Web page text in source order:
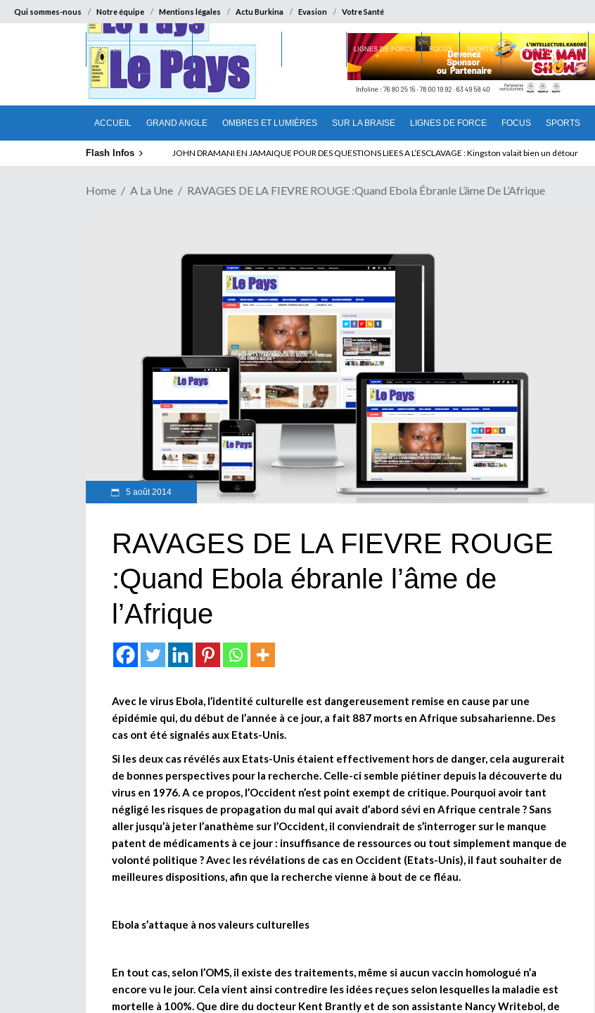
Qui sommes-nous Notre équipe Mentions légales Actu Burkina Evasion Votre Santé
ACCUEIL GRAND ANGLE OMBRES ET LUMIÈRES SUR LA BRAISE LIGNES DE FORCE FOCUS SPORTS
ACCUEIL GRAND ANGLE OMBRES ET LUMIÈRES LIGNES DE FORCE FOCUS SPORTS DIALOGUE INTERIEUR
Flash Infos ELECTION DE TALON A LA TETE DU SENAT BENINOIS : Quand Patrice quitte le pouvoir sans partir !
Home A La Une RAVAGES DE LA FIEVRE ROUGE :Quand Ebola Ébranle L’âme De L’Afrique
5 août 2014
RAVAGES DE LA FIEVRE ROUGE
:Quand Ebola ébranle l’âme de
l’Afrique
Avec le virus Ebola, l’identité culturelle est dangereusement remise en cause par une
épidémie qui, du début de l’année à ce jour, a fait 887 morts en Afrique subsaharienne. Des
cas ont été signalés aux Etats-Unis.
Si les deux cas révélés aux Etats-Unis étaient effectivement hors de danger, cela augurerait
de bonnes perspectives pour la recherche. Celle-ci semble piétiner depuis la découverte du
virus en 1976. A ce propos, l’Occident n’est point exempt de critique. Pourquoi avoir tant
négligé les risques de propagation du mal qui avait d’abord sévi en Afrique centrale ? Sans
aller jusqu’à jeter l’anathème sur l’Occident, il conviendrait de s’interroger sur le manque
patent de médicaments à ce jour : insuffisance de ressources ou tout simplement manque de
volonté politique ? Avec les révélations de cas en Occident (Etats-Unis), il faut souhaiter de
meilleures dispositions, afin que la recherche vienne à bout de ce fléau.
Ebola s’attaque à nos valeurs culturelles
En tout cas, selon l’OMS, il existe des traitements, même si aucun vaccin homologué n’a
encore vu le jour. Cela vient ainsi contredire les idées reçues selon lesquelles la maladie est
mortelle à 100%. Que dire du docteur Kent Brantly et de son assistante Nancy Writebol, de